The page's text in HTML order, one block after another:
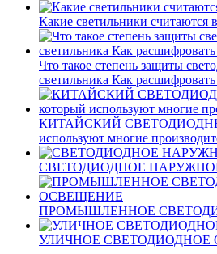
Какие светильники
Что такое степень защиты
светильника Как
КИТАЙСКИЙ
используют многие
СВЕТОДИОДНОЕ
ПРОМЫШЛЕННОЕ
УЛИЧНОЕ СВЕТОДИОДНОЕ